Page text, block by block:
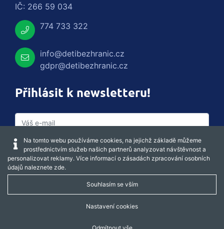
IČ: 266 59 034
774 733 322
info@detibezhranic.cz
gdpr@detibezhranic.cz
Přihlásit k newsletteru!
Captcha obnovit
Na tomto webu používáme cookies, na jejichž základě můžeme
prostřednictvím služeb našich partnerů analyzovat návštěvnost a
personalizovat reklamy. Více informací o zásadách zpracování osobních
údajů naleznete zde.
Souhlasím se vším
Nastavení cookies